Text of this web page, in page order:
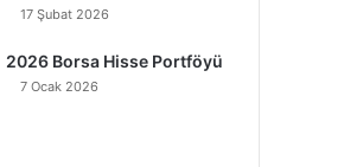
17 Şubat 2026
2026 Borsa Hisse Portföyü
7 Ocak 2026